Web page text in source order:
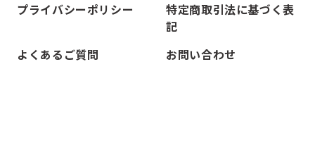
プライバシーポリシー
特定商取引法に基づく表
記
よくあるご質問
お問い合わせ